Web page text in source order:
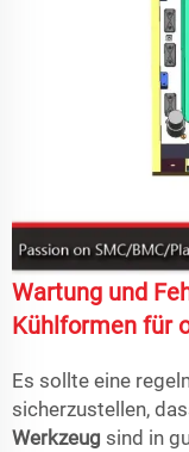
Wartung und
Kühlformen für
Es sollte eine
sicherzustellen,
Werkzeug sind in